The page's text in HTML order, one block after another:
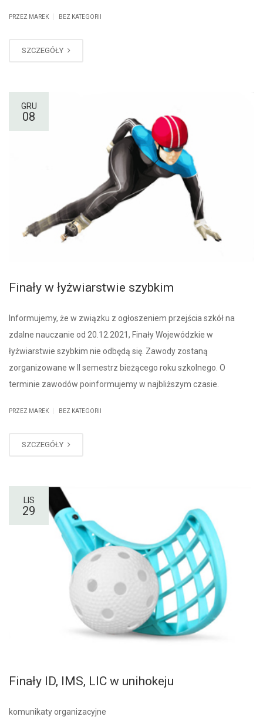
PRZEZ MAREK BEZ KATEGORII
SZCZEGÓŁY
GRU
08
Finały w łyżwiarstwie szybkim
Informujemy, że w związku z ogłoszeniem przejścia szkół na
zdalne nauczanie od 20.12.2021, Finały Wojewódzkie w
łyżwiarstwie szybkim nie odbędą się. Zawody zostaną
zorganizowane w II semestrz bieżącego roku szkolnego. O
terminie zawodów poinformujemy w najbliższym czasie.
PRZEZ MAREK BEZ KATEGORII
SZCZEGÓŁY
LIS
29
Finały ID, IMS, LIC w unihokeju
komunikaty organizacyjne